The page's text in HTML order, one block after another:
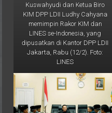
Kuswahyudi dan Ketua Biro
KIM DPP LDII Ludhy Cahyana
memimpin Rakor KIM dan
LINES se-Indonesia, yang
dipusatkan di Kantor DPP LDII
Jakarta, Rabu (12/2). Foto:
LINES